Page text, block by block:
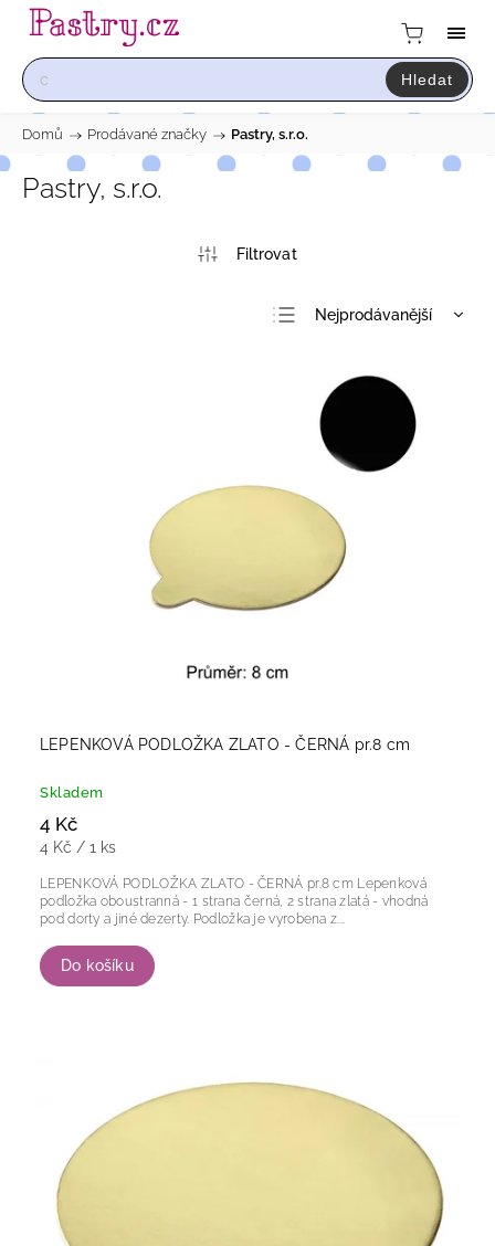
Hledat
Domů / Prodávané značky / Pastry, s.r.o.
Pastry, s.r.o.
Nejprodávanější
Nejdražší
Abecedně
LEPENKOVÁ PODLOŽKA ZLATO - ČERNÁ pr.8 cm
Skladem
4 Kč
4 Kč / 1 ks
Do košíku
LEPENKOVÁ PODLOŽKA ZLATO - ČERNÁ pr.8 cm Lepenková
podložka oboustranná - 1 strana černá, 2 strana zlatá - vhodná
pod dorty a jiné dezerty. Podložka je vyrobena z...